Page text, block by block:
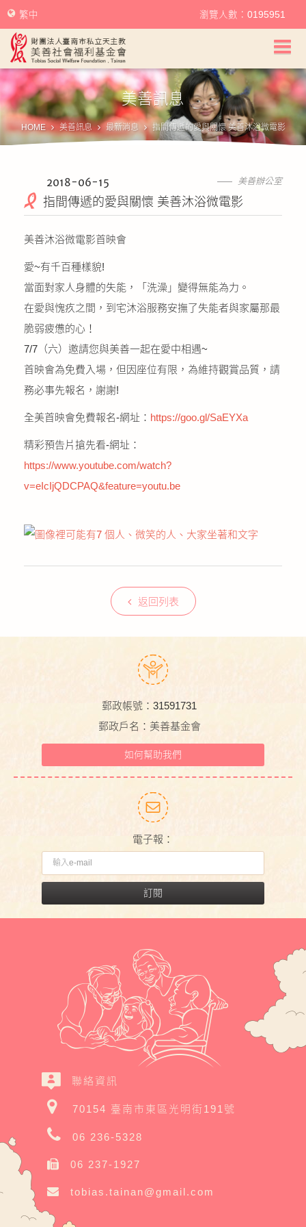
美善社會福利基金會首頁
關於美善
美善服務
幫助美善
捐款徵信
聯絡我們
繁中 瀏覽人數：0195951
美善訊息
HOME 美善訊息 最新消息 指間傳遞的愛與關懷 美善沐浴微電影
美善辦公室
2018-06-15
指間傳遞的愛與關懷 美善沐浴微電影
美善沐浴微電影首映會
愛~有千百種樣貌!
當面對家人身體的失能，「洗澡」變得無能為力。
在愛與愧疚之間，到宅沐浴服務安撫了失能者與家屬那最
脆弱疲憊的心！
7/7（六）邀請您與美善一起在愛中相遇~
首映會為免費入場，但因座位有限，為維持觀賞品質，請
務必事先報名，謝謝!
全美首映會免費報名-網址： https://goo.gl/SaEYXa
精彩預告片搶先看-網址：
https://www.youtube.com/watch?
v=eIcIjQDCPAQ&feature=youtu.be
返回列表
郵政帳號：31591731
郵政戶名：美善基金會
如何幫助我們
電子報：
訂閱
聯絡資訊
70154 臺南市東區光明街191號
06 236-5328
06 237-1927
tobias.tainan@gmail.com